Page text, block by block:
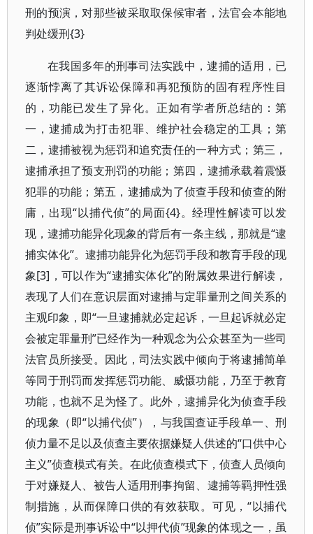
刑的预演，对那些被采取取保候审者，法官会本能地
判处缓刑{3}
在我国多年的刑事司法实践中，逮捕的适用，已
逐渐悖离了其诉讼保障和再犯预防的固有程序性目
的，功能已发生了异化。正如有学者所总结的：第
一，逮捕成为打击犯罪、维护社会稳定的工具；第
二，逮捕被视为惩罚和追究责任的一种方式；第三，
逮捕承担了预支刑罚的功能；第四，逮捕承载着震慑
犯罪的功能；第五，逮捕成为了侦查手段和侦查的附
庸，出现“以捕代侦”的局面{4}。经理性解读可以发
现，逮捕功能异化现象的背后有一条主线，那就是“逮
捕实体化”。逮捕功能异化为惩罚手段和教育手段的现
象[3]，可以作为“逮捕实体化”的附属效果进行解读，
表现了人们在意识层面对逮捕与定罪量刑之间关系的
主观印象，即“一旦逮捕就必定起诉，一旦起诉就必定
会被定罪量刑”已经作为一种观念为公众甚至为一些司
法官员所接受。因此，司法实践中倾向于将逮捕简单
等同于刑罚而发挥惩罚功能、威慑功能，乃至于教育
功能，也就不足为怪了。此外，逮捕异化为侦查手段
的现象（即“以捕代侦”），与我国查证手段单一、刑
侦力量不足以及侦查主要依据嫌疑人供述的“口供中心
主义”侦查模式有关。在此侦查模式下，侦查人员倾向
于对嫌疑人、被告人适用刑事拘留、逮捕等羁押性强
制措施，从而保障口供的有效获取。可见，“以捕代
侦”实际是刑事诉讼中“以押代侦”现象的体现之一，虽